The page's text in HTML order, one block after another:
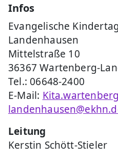
Infos
Evangelische
Landenhausen
Mittelstraße 10
36367 Wartenberg-
Tel.: 06648-2400
E-Mail:
Leitung
Kerstin Schött-Stieler